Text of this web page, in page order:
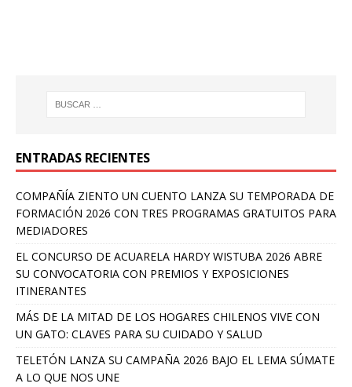
ENTRADAS RECIENTES
COMPAÑÍA ZIENTO UN CUENTO LANZA SU TEMPORADA DE
FORMACIÓN 2026 CON TRES PROGRAMAS GRATUITOS PARA
MEDIADORES
EL CONCURSO DE ACUARELA HARDY WISTUBA 2026 ABRE
SU CONVOCATORIA CON PREMIOS Y EXPOSICIONES
ITINERANTES
MÁS DE LA MITAD DE LOS HOGARES CHILENOS VIVE CON
UN GATO: CLAVES PARA SU CUIDADO Y SALUD
TELETÓN LANZA SU CAMPAÑA 2026 BAJO EL LEMA SÚMATE
A LO QUE NOS UNE